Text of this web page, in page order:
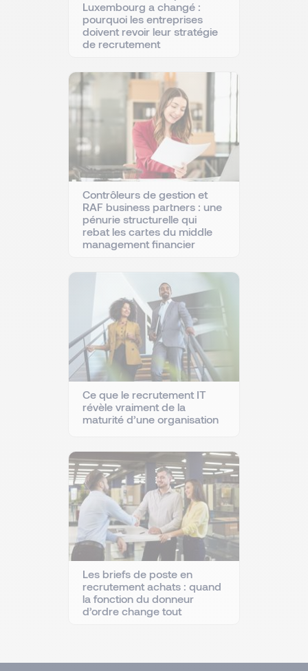
Luxembourg a changé :
pourquoi les entreprises
doivent revoir leur stratégie
de recrutement
Contrôleurs de gestion et
RAF business partners : une
pénurie structurelle qui
rebat les cartes du middle
management financier
Ce que le recrutement IT
révèle vraiment de la
maturité d’une organisation
Les briefs de poste en
recrutement achats : quand
la fonction du donneur
d’ordre change tout